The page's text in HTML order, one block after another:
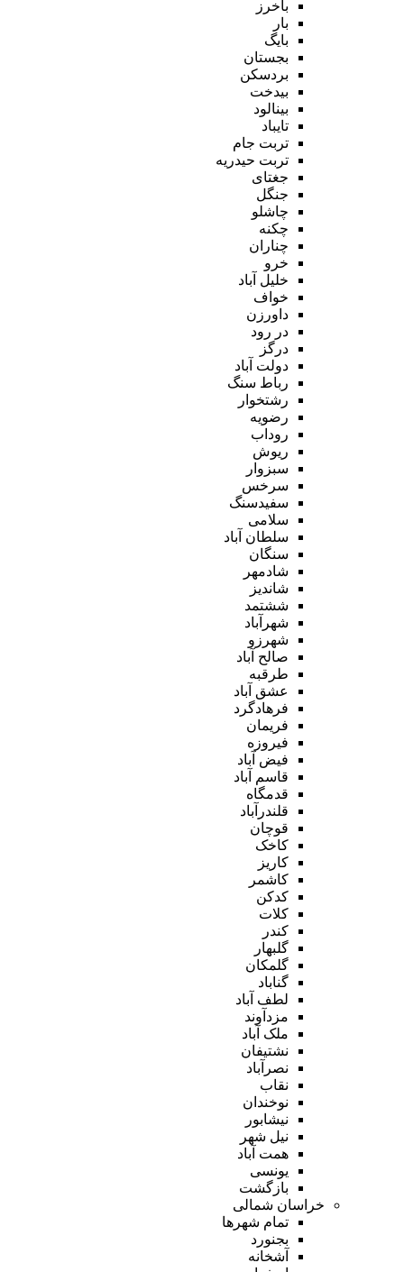
باخرز
بار
بایگ
بجستان
بردسکن
بیدخت
بینالود
تایباد
تربت جام
تربت حیدریه
جغتای
جنگل
چاشلو
چکنه
چناران
خرو
خلیل آباد
خواف
داورزن
در رود
درگز
دولت آباد
رباط سنگ
رشتخوار
رضویه
روداب
ریوش
سبزوار
سرخس
سفیدسنگ
سلامی
سلطان آباد
سنگان
شادمهر
شاندیز
ششتمد
شهرآباد
شهرزو
صالح آباد
طرقبه
عشق آباد
فرهادگرد
فریمان
فیروزه
فیض آباد
قاسم آباد
قدمگاه
قلندرآباد
قوچان
کاخک
کاریز
کاشمر
کدکن
کلات
کندر
گلبهار
گلمکان
گناباد
لطف آباد
مزدآوند
ملک آباد
نشتیفان
نصرآباد
نقاب
نوخندان
نیشابور
نیل شهر
همت آباد
یونسی
بازگشت
خراسان شمالی
تمام شهر‌ها
بجنورد
آشخانه